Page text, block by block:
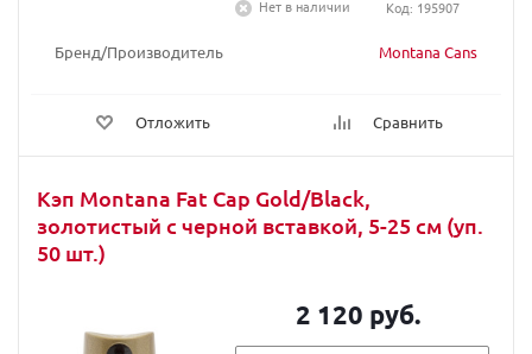
Бренд/Производитель Montana Cans
Отложить Сравнить
Нет в наличии
Код: 195907
Кэп Montana Fat Cap Gold/Black,
золотистый с черной вставкой, 5-25 см (уп.
50 шт.)
2 120 руб.